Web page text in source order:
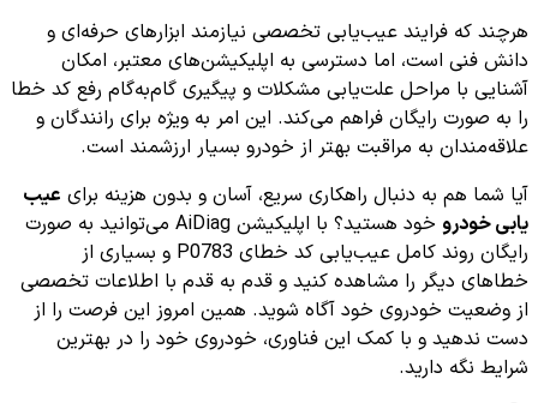
هرچند که فرایند عیب‌یابی تخصصی نیازمند ابزارهای حرفه‌ای و
دانش فنی است، اما دسترسی به اپلیکیشن‌های معتبر، امکان
آشنایی با مراحل علت‌یابی مشکلات و پیگیری گام‌به‌گام رفع کد خطا
را به صورت رایگان فراهم می‌کند. این امر به ویژه برای رانندگان و
علاقه‌مندان به مراقبت بهتر از خودرو بسیار ارزشمند است.
آیا شما هم به دنبال راهکاری سریع، آسان و بدون هزینه برای عیب
یابی خودرو
خود هستید؟ با اپلیکیشن AiDiag می‌توانید به صورت
رایگان روند کامل عیب‌یابی کد خطای P0783 و بسیاری از
خطاهای دیگر را مشاهده کنید و قدم به قدم با اطلاعات تخصصی
از وضعیت خودروی خود آگاه شوید. همین امروز این فرصت را از
دست ندهید و با کمک این فناوری، خودروی خود را در بهترین
شرایط نگه دارید.